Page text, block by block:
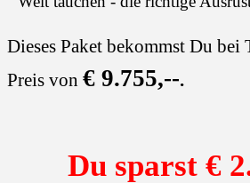
Dieses Paket bekommst Du
Preis von € 9.755,--.
Du sparst €